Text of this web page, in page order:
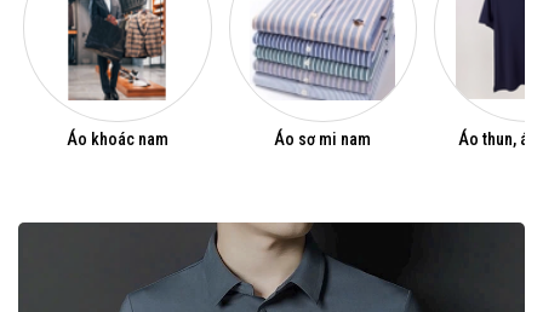
Áo khoác nam Áo sơ mi nam Áo thun, áo